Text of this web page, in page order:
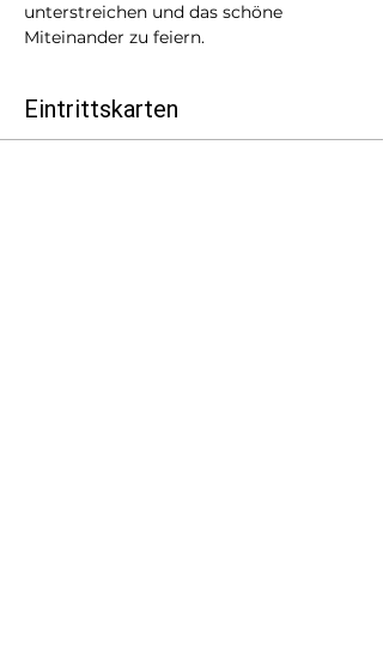
unterstreichen und das schöne
Miteinander zu feiern.
Eintrittskarten